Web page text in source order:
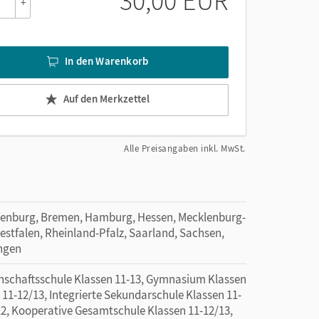
In den Warenkorb
Auf den Merkzettel
Alle Preisangaben inkl. MwSt.
Bremen, Hamburg, Hessen, Mecklenburg-
Rheinland-Pfalz, Saarland, Sachsen,
Klassen 11-13, Gymnasium Klassen
12/13, Integrierte Sekundarschule Klassen 11-
Kooperative Gesamtschule Klassen 11-12/13,